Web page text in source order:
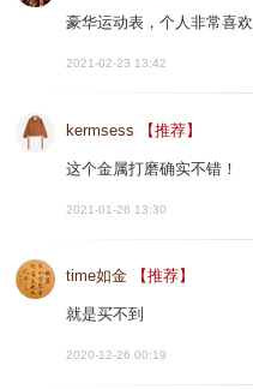
豪华运动表，个人非常喜欢
2021-02-23 13:42
kermsess 【推荐】
这个金属打磨确实不错！
2021-01-26 13:30
time如金 【推荐】
就是买不到
2020-12-26 00:19